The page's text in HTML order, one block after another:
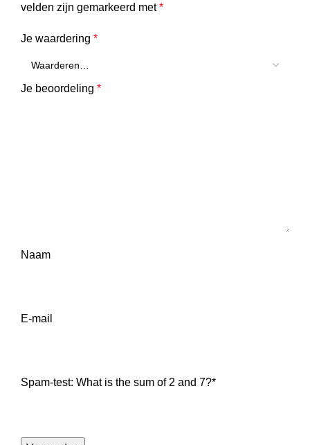
velden zijn gemarkeerd met*
Je waardering *
Je beoordeling *
Naam
E-mail
Spam-test: What is the sum of 2 and 7?*